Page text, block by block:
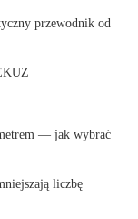
przewodnik od
— jak wybrać
liczbę